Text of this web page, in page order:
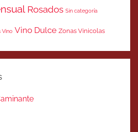
Rosados Sin categoría
Vino Vino Dulce Zonas Vinicolas